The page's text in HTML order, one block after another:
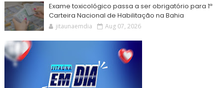
Exame toxicológico passa a ser obrigatório para 1ª
Carteira Nacional de Habilitação na Bahia
jitaunaemdia Aug 07, 2026